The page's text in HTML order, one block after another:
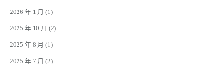
2026 年 1 月 (1)
2025 年 10 月 (2)
2025 年 8 月 (1)
2025 年 7 月 (2)